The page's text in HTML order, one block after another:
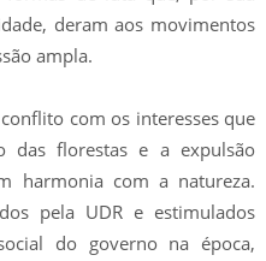
deram aos movimentos
ampla.
com os interesses que
das florestas e a expulsão
harmonia com a natureza.
pela UDR e estimulados
do governo na época,